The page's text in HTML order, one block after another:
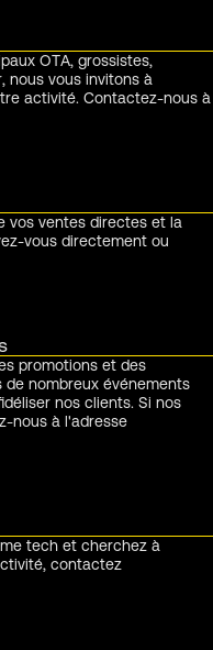
OTA, grossistes,
nous vous invitons à
activité. Contactez-nous à
vos ventes directes et la
vous directement ou
promotions et des
de nombreux événements
nos clients. Si nos
nous à l'adresse
tech et cherchez à
contactez